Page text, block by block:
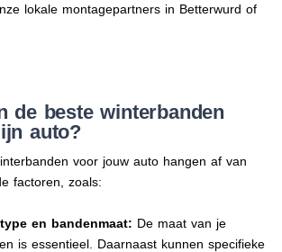
lokale montagepartners in Betterwurd of
de beste winterbanden
auto?
voor jouw auto hangen af van
factoren, zoals:
en bandenmaat: De maat van je
is essentieel. Daarnaast kunnen specifieke